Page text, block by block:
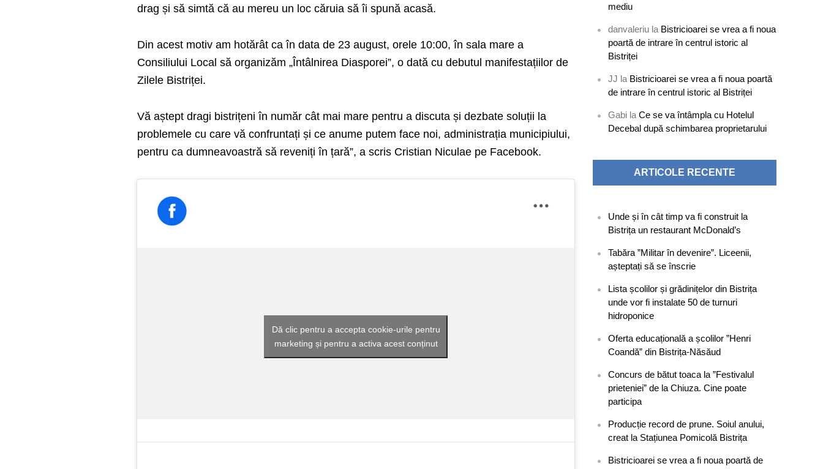
drag și să simtă că au mereu un loc căruia să îi spună acasă.
Din acest motiv am hotărât ca în data de 23 august, orele 10:00, în sala mare a
Consiliului Local să organizăm „Întâlnirea Diasporei”, o dată cu debutul manifestațiilor de
Zilele Bistriței.
Vă aștept dragi bistrițeni în număr cât mai mare pentru a discuta și dezbate soluții la
problemele cu care vă confruntați și ce anume putem face noi, administrația municipiului,
pentru ca dumneavoastră să reveniți în țară”, a scris Cristian Niculae pe Facebook.
Dă clic pentru a accepta cookie-urile pentru
marketing și pentru a activa acest conținut
mediu
danvaleriu la Bistricioarei se vrea a fi noua
poartă de intrare în centrul istoric al
Bistriței
JJ la Bistricioarei se vrea a fi noua poartă
de intrare în centrul istoric al Bistriței
Gabi laCe se va întâmpla cu Hotelul
Decebal după schimbarea proprietarului
ARTICOLE RECENTE
Unde și în cât timp va fi construit la
Bistrița un restaurant McDonald’s
Tabăra ”Militar în devenire”. Liceenii,
așteptați să se înscrie
Lista școlilor și grădinițelor din Bistrița
unde vor fi instalate 50 de turnuri
hidroponice
Oferta educațională a școlilor ”Henri
Coandă” din Bistrița-Năsăud
Concurs de bătut toaca la ”Festivalul
prieteniei” de la Chiuza. Cine poate
participa
Producție record de prune. Soiul anului,
creat la Stațiunea Pomicolă Bistrița
Bistricioarei se vrea a fi noua poartă de